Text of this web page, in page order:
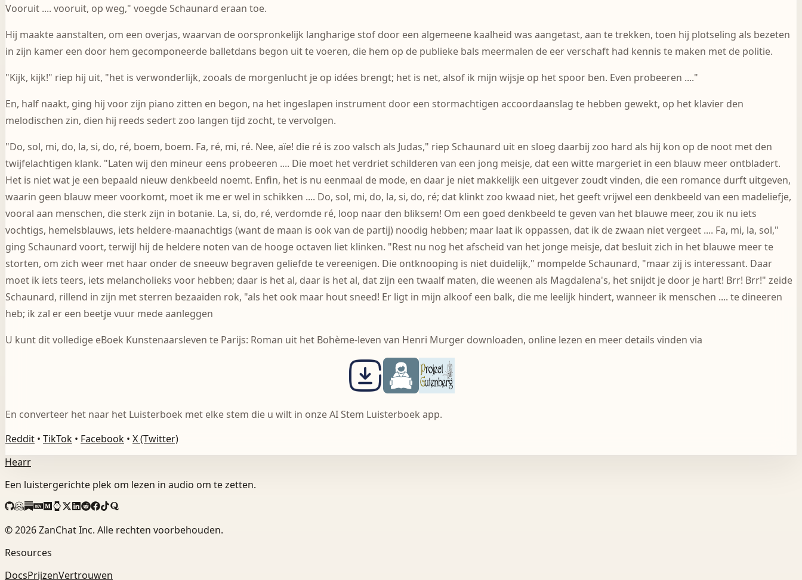
Vooruit .... vooruit, op weg," voegde Schaunard eraan toe.
Hij maakte aanstalten, om een overjas, waarvan de oorspronkelijk langharige stof door een algemeene kaalheid was aangetast, aan te trekken, toen hij plotseling als bezeten
in zijn kamer een door hem gecomponeerde balletdans begon uit te voeren, die hem op de publieke bals meermalen de eer verschaft had kennis te maken met de politie.
"Kijk, kijk!" riep hij uit, "het is verwonderlijk, zooals de morgenlucht je op idées brengt; het is net, alsof ik mijn wijsje op het spoor ben. Even probeeren ...."
En, half naakt, ging hij voor zijn piano zitten en begon, na het ingeslapen instrument door een stormachtigen accoordaanslag te hebben gewekt, op het klavier den
melodischen zin, dien hij reeds sedert zoo langen tijd zocht, te vervolgen.
"Do, sol, mi, do, la, si, do, ré, boem, boem. Fa, ré, mi, ré. Nee, aïe! die ré is zoo valsch als Judas," riep Schaunard uit en sloeg daarbij zoo hard als hij kon op de noot met den
twijfelachtigen klank. "Laten wij den mineur eens probeeren .... Die moet het verdriet schilderen van een jong meisje, dat een witte margeriet in een blauw meer ontbladert.
Het is niet wat je een bepaald nieuw denkbeeld noemt. Enfin, het is nu eenmaal de mode, en daar je niet makkelijk een uitgever zoudt vinden, die een romance durft uitgeven,
waarin geen blauw meer voorkomt, moet ik me er wel in schikken .... Do, sol, mi, do, la, si, do, ré; dat klinkt zoo kwaad niet, het geeft vrijwel een denkbeeld van een madeliefje,
vooral aan menschen, die sterk zijn in botanie. La, si, do, ré, verdomde ré, loop naar den bliksem! Om een goed denkbeeld te geven van het blauwe meer, zou ik nu iets
vochtigs, hemelsblauws, iets heldere-maanachtigs (want de maan is ook van de partij) noodig hebben; maar laat ik oppassen, dat ik de zwaan niet vergeet .... Fa, mi, la, sol,"
ging Schaunard voort, terwijl hij de heldere noten van de hooge octaven liet klinken. "Rest nu nog het afscheid van het jonge meisje, dat besluit zich in het blauwe meer te
storten, om zich weer met haar onder de sneeuw begraven geliefde te vereenigen. Die ontknooping is niet duidelijk," mompelde Schaunard, "maar zij is interessant. Daar
moet ik iets teers, iets melancholieks voor hebben; daar is het al, daar is het al, dat zijn een twaalf maten, die weenen als Magdalena's, het snijdt je door je hart! Brr! Brr!" zeide
Schaunard, rillend in zijn met sterren bezaaiden rok, "als het ook maar hout sneed! Er ligt in mijn alkoof een balk, die me leelijk hindert, wanneer ik menschen .... te dineeren
heb; ik zal er een beetje vuur mede aanleggen
U kunt dit volledige eBoek Kunstenaarsleven te Parijs: Roman uit het Bohème-leven van Henri Murger downloaden, online lezen en meer details vinden via
En converteer het naar het Luisterboek met elke stem die u wilt in onze AI Stem Luisterboek app.
Reddit • TikTok • Facebook • X (Twitter)
Hearr
Een luistergerichte plek om lezen in audio om te zetten.
©2026ZanChat Inc. Alle rechten voorbehouden.
Resources
DocsPrijzenVertrouwen